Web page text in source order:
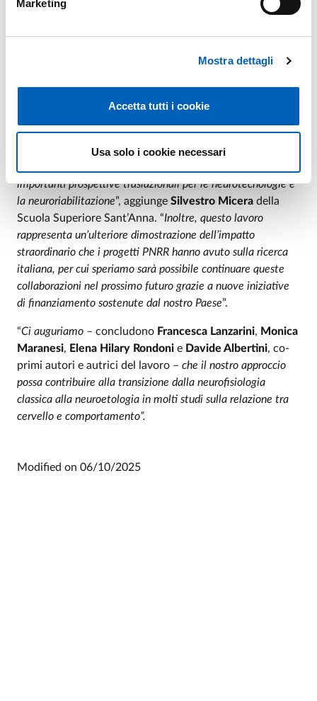
Marketing
Mostra dettagli
Accetta tutti i cookie
Usa solo i cookie necessari
indicano che
nei contesti classici di laboratorio, e ci consentono di capire
gli esseri umani, ci si aspetta che questo risultato avrà
rilevanti applicazioni cliniche. “I risultati ottenuti grazie a
importanti prospettive traslazionali per le neurotecnologie e
la neuroriabilitazione”, aggiunge Silvestro Micera della
Scuola Superiore Sant’Anna. “Inoltre, questo lavoro
rappresenta un’ulteriore dimostrazione dell’impatto
straordinario che i progetti PNRR hanno avuto sulla ricerca
italiana, per cui speriamo sarà possibile continuare queste
collaborazioni nel prossimo futuro grazie a nuove iniziative
di finanziamento sostenute dal nostro Paese”.
“Ci auguriamo – concludono Francesca Lanzarini, Monica
Maranesi, Elena Hilary Rondoni e Davide Albertini, co-
primi autori e autrici del lavoro – che il nostro approccio
possa contribuire alla transizione dalla neurofisiologia
classica alla neuroetologia in molti studi sulla relazione tra
cervello e comportamento”.
Modified on 06/10/2025